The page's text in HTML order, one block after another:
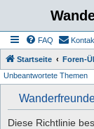
FAQ
Startseite Foren-
Unbeantwortete Themen
Diese Richtlinie